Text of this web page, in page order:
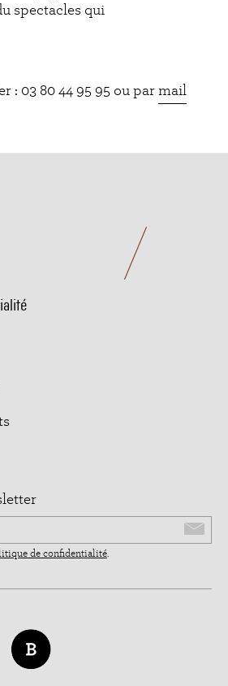
spectacles qui
: 03 80 44 95 95 ou par mail
de confidentialité.